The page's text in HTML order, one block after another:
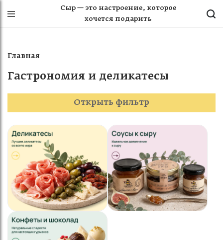
Сыр — это настроение, которое
хочется подарить
Главная
Гастрономия и деликатесы
Открыть фильтр